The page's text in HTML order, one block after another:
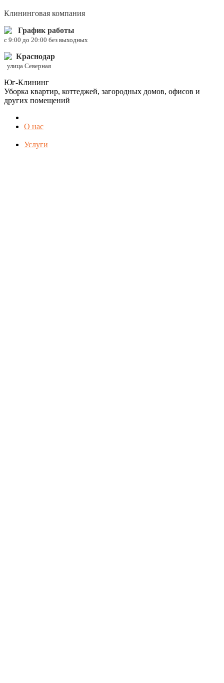
Клининговая компания
График работы
c 9:00 до 20:00 без выходных
Краснодар
улица Северная
Юг-Клининг
Уборка квартир, коттеджей, загородных домов, офисов и
других помещений
О нас
Услуги